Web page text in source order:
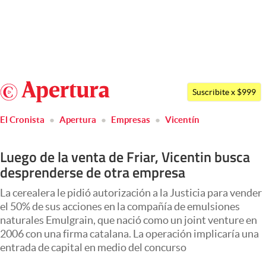
Argentina
Colombia
Members
Economía y Política
Mercados Online
Columnistas
Otras secciones
Apertura
Suscribite x $999
El Cronista Apertura Empresas Vicentín
Luego de la venta de Friar, Vicentin busca
desprenderse de otra empresa
La cerealera le pidió autorización a la Justicia para vender
el 50% de sus acciones en la compañía de emulsiones
naturales Emulgrain, que nació como un joint venture en
2006 con una firma catalana. La operación implicaría una
entrada de capital en medio del concurso